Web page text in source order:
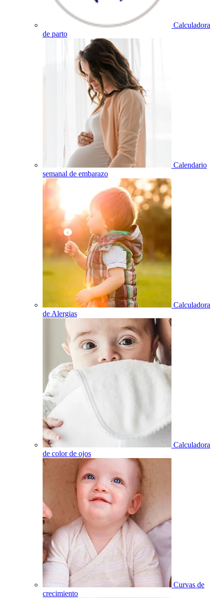
Calculadora
de parto
Calendario
semanal de embarazo
Calculadora
de Alergias
Calculadora
de color de ojos
Curvas de
crecimiento